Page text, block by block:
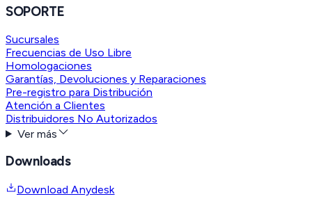
SOPORTE
Sucursales
Frecuencias de Uso Libre
Homologaciones
Garantías, Devoluciones y Reparaciones
Pre-registro para Distribución
Atención a Clientes
Distribuidores No Autorizados
Ver más
Downloads
Download Anydesk